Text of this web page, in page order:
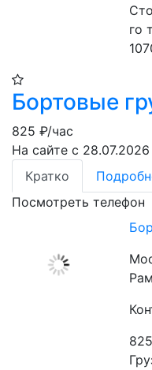
го
Бортовые
825 ₽/час
На сайте с 28.07.2026
Кратко
Посмотреть телефон